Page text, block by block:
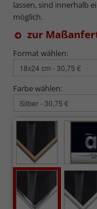
lassen, sind innerhalb
möglich.
zur
Format wählen:
Farbe wählen: